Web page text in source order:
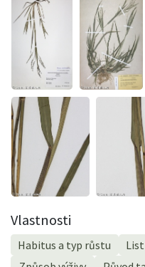
Vlastnosti
Habitus a typ růstu List